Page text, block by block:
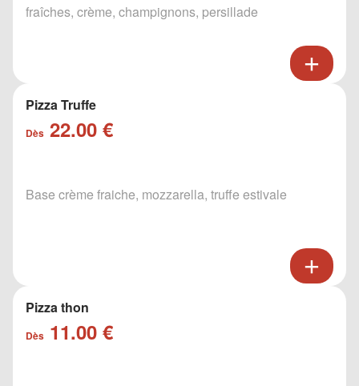
fraîches, crème, champignons, persillade
Pizza Truffe
Dès 22.00 €
Base crème fraiche, mozzarella, truffe estivale
Pizza thon
Dès 11.00 €